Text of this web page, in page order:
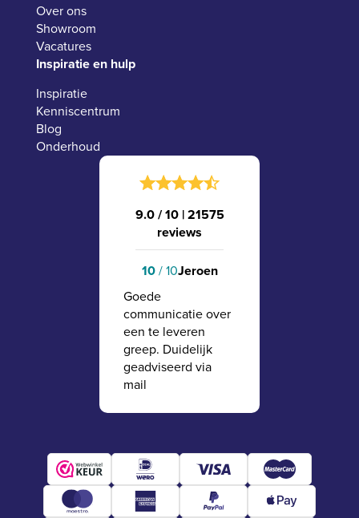
Over ons
Showroom
Vacatures
Inspiratie en hulp
Inspiratie
Kenniscentrum
Blog
Onderhoud
9.0 / 10 |21575
reviews
10/ 10Jeroen
Goede
communicatie over
een te leveren
greep. Duidelijk
geadviseerd via
mail